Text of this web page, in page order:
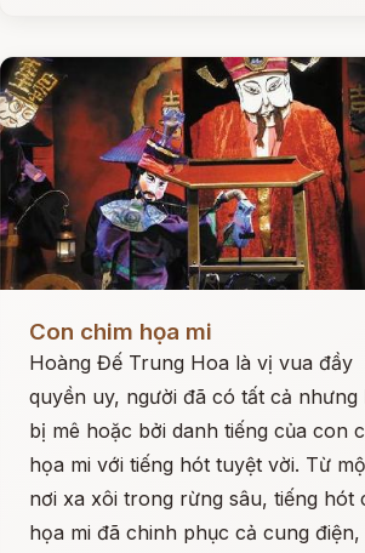
Con chim họa mi
Hoàng Đế Trung Hoa là vị vua đầy
quyền uy, người đã có tất cả nhưng
bị mê hoặc bởi danh tiếng của con
họa mi với tiếng hót tuyệt vời. Từ
nơi xa xôi trong rừng sâu, tiếng hót
họa mi đã chinh phục cả cung điện,